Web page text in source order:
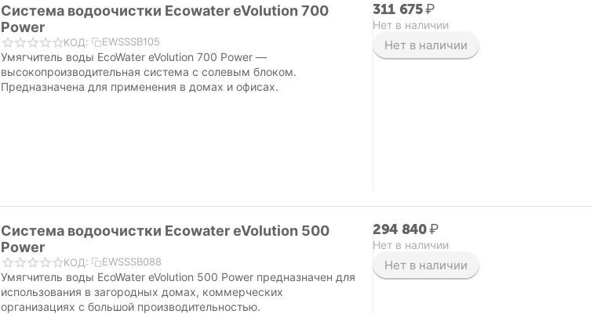
Система водоочистки Ecowater eVolution 700
Power
КОД: EWSSSB105
Умягчитель воды EcoWater eVolution 700 Power —
высокопроизводительная система с солевым блоком.
Предназначена для применения в домах и офисах.
311 675₽
Нет в наличии
Нет в наличии
Система водоочистки Ecowater eVolution 500
Power
КОД: EWSSSB088
Умягчитель воды EcoWater eVolution 500 Power предназначен для
использования в загородных домах, коммерческих
организациях с большой производительностью.
294 840₽
Нет в наличии
Нет в наличии